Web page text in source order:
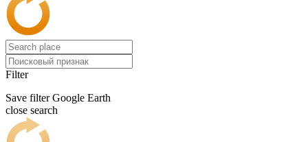
Filter
Save filter Google Earth
close search